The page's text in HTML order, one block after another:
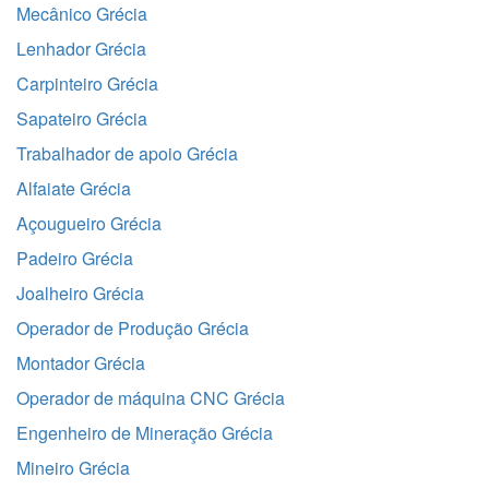
Mecânico Grécia
Lenhador Grécia
Carpinteiro Grécia
Sapateiro Grécia
Trabalhador de apoio Grécia
Alfaiate Grécia
Açougueiro Grécia
Padeiro Grécia
Joalheiro Grécia
Operador de Produção Grécia
Montador Grécia
Operador de máquina CNC Grécia
Engenheiro de Mineração Grécia
Mineiro Grécia